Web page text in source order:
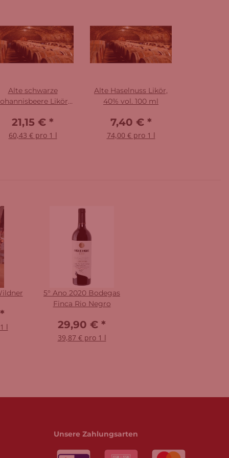
Alte schwarze
Likör,
21,15 € *
60,43 € pro 1 l
Alte Haselnuss Likör,
40% vol. 100 ml
7,40 € *
74,00 € pro 1 l
*
l
5° Ano 2020 Bodegas
Finca Rio Negro
29,90 € *
39,87 € pro 1 l
Unsere Zahlungsarten